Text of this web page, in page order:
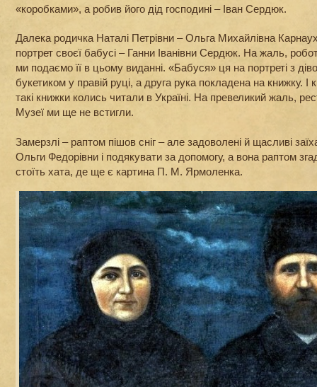
«коробками», а робив його дід господині – Іван Сердюк.
Далека родичка Наталі Петрівни – Ольга Михайлівна
портрет своєї бабусі – Ганни Іванівни Сердюк. На жаль,
ми подаємо її в цьому виданні. «Бабуся» ця на портреті з
букетиком у правій руці, а друга рука покладена на книжку.
такі книжки колись читали в Україні. На превеликий жаль,
Музеї ми ще не встигли.
Замерзлі – раптом пішов сніг – але задоволені й щасливі
Ольги Федорівни і подякувати за допомогу, а вона раптом
стоїть хата, де ще є картина П. М. Ярмоленка.